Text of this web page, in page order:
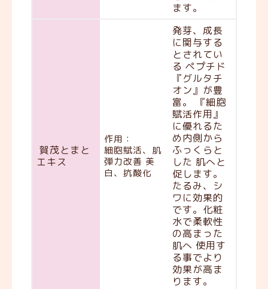
ます。
賀茂とまと
エキス
作用：
細胞賦活、肌
弾力改善 美
白、抗酸化
発芽、成長
に関与する
とされてい
る ペプチド
『グルタチ
オン』が豊
富。 『細胞
賦活作用』
に優れるた
め内側から
ふっくらと
した 肌へと
促します。
たるみ、シ
ワに効果的
です。化粧
水で柔軟性
の高まった
肌へ 使用す
る事でより
効果が高ま
ります。